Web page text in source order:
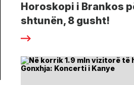
Horoskopi i Brankos
shtunën, 8 gusht!